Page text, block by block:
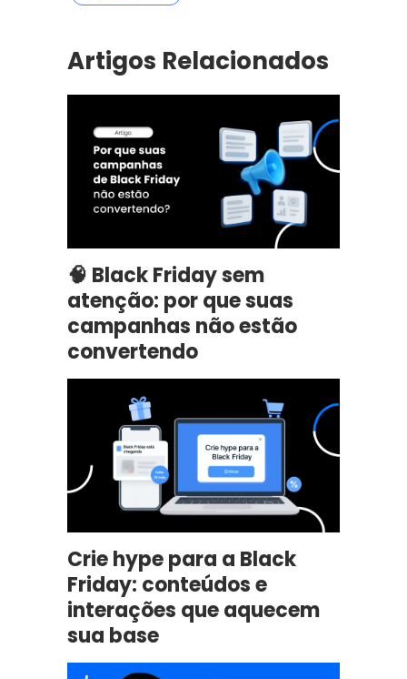
Artigos Relacionados
🧠 Black Friday sem
atenção: por que suas
campanhas não estão
convertendo
Crie hype para a Black
Friday: conteúdos e
interações que aquecem
sua base